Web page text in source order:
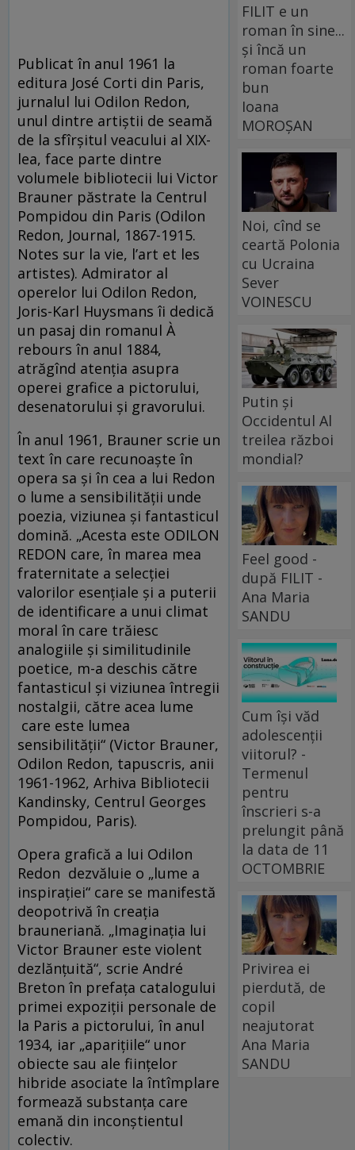
Publicat în anul 1961 la
editura José Corti din Paris,
jurnalul lui Odilon Redon,
unul dintre artiștii de seamă
de la sfîrșitul veacului al XIX-
lea, face parte dintre
volumele bibliotecii lui Victor
Brauner păstrate la Centrul
Pompidou din Paris (Odilon
Redon, Journal, 1867-1915.
Notes sur la vie, l’art et les
artistes). Admirator al
operelor lui Odilon Redon,
Joris-Karl Huysmans îi dedică
un pasaj din romanul À
rebours în anul 1884,
atrăgînd atenția asupra
operei grafice a pictorului,
desenatorului și gravorului.
În anul 1961, Brauner scrie un
text în care recunoaște în
opera sa și în cea a lui Redon
o lume a sensibilității unde
poezia, viziunea și fantasticul
domină. „Acesta este ODILON
REDON care, în marea mea
fraternitate a selecției
valorilor esențiale și a puterii
de identificare a unui climat
moral în care trăiesc
analogiile și similitudinile
poetice, m-a deschis către
fantasticul și viziunea întregii
nostalgii, către acea lume
care este lumea
sensibilității“ (Victor Brauner,
Odilon Redon, tapuscris, anii
1961-1962, Arhiva Bibliotecii
Kandinsky, Centrul Georges
Pompidou, Paris).
Opera grafică a lui Odilon
Redon dezvăluie o „lume a
inspirației“ care se manifestă
deopotrivă în creația
brauneriană. „Imaginația lui
Victor Brauner este violent
dezlănțuită“, scrie André
Breton în prefața catalogului
primei expoziții personale de
la Paris a pictorului, în anul
1934, iar „aparițiile“ unor
obiecte sau ale ființelor
hibride asociate la întîmplare
formează substanța care
emană din inconștientul
colectiv.
FILIT e un
roman în sine...
și încă un
roman foarte
bun
Ioana
MOROȘAN
Noi, cînd se
ceartă Polonia
cu Ucraina
Sever
VOINESCU
Putin și
Occidentul Al
treilea război
mondial?
Feel good -
după FILIT -
Ana Maria
SANDU
Cum își văd
adolescenții
viitorul? -
Termenul
pentru
înscrieri s-a
prelungit până
la data de 11
OCTOMBRIE
Privirea ei
pierdută, de
copil
neajutorat
Ana Maria
SANDU